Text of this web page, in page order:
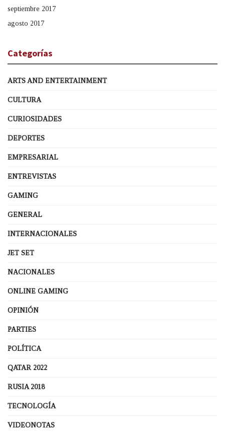
septiembre 2017
agosto 2017
Categorías
ARTS AND ENTERTAINMENT
CULTURA
CURIOSIDADES
DEPORTES
EMPRESARIAL
ENTREVISTAS
GAMING
GENERAL
INTERNACIONALES
JET SET
NACIONALES
ONLINE GAMING
OPINIÓN
PARTIES
POLÍTICA
QATAR 2022
RUSIA 2018
TECNOLOGÍA
VIDEONOTAS